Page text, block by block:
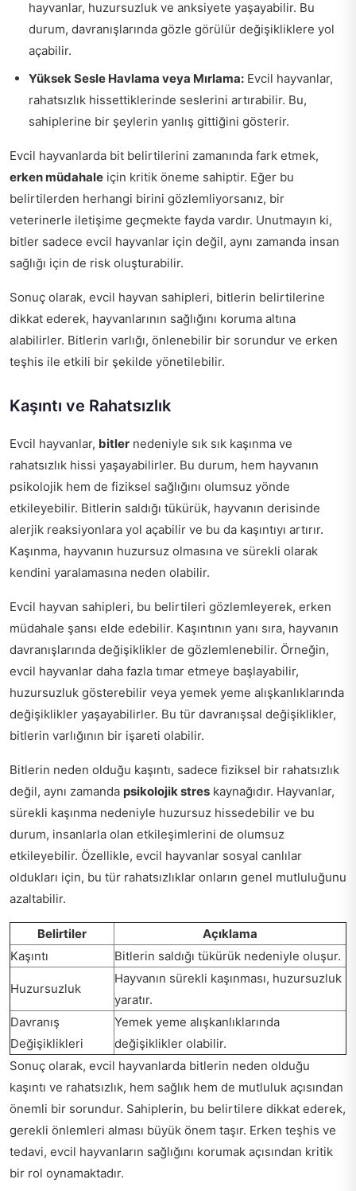
hayvanlar, huzursuzluk ve anksiyete yaşayabilir. Bu
durum, davranışlarında gözle görülür değişikliklere yol
açabilir.
Yüksek Sesle Havlama veya Mırlama: Evcil hayvanlar,
rahatsızlık hissettiklerinde seslerini artırabilir. Bu,
sahiplerine bir şeylerin yanlış gittiğini gösterir.
Evcil hayvanlarda bit belirtilerini zamanında fark etmek,
erken müdahale için kritik öneme sahiptir. Eğer bu
belirtilerden herhangi birini gözlemliyorsanız, bir
veterinerle iletişime geçmekte fayda vardır. Unutmayın ki,
bitler sadece evcil hayvanlar için değil, aynı zamanda insan
sağlığı için de risk oluşturabilir.
Sonuç olarak, evcil hayvan sahipleri, bitlerin belirtilerine
dikkat ederek, hayvanlarının sağlığını koruma altına
alabilirler. Bitlerin varlığı, önlenebilir bir sorundur ve erken
teşhis ile etkili bir şekilde yönetilebilir.
Kaşıntı ve Rahatsızlık
Evcil hayvanlar, bitler nedeniyle sık sık kaşınma ve
rahatsızlık hissi yaşayabilirler. Bu durum, hem hayvanın
psikolojik hem de fiziksel sağlığını olumsuz yönde
etkileyebilir. Bitlerin saldığı tükürük, hayvanın derisinde
alerjik reaksiyonlara yol açabilir ve bu da kaşıntıyı artırır.
Kaşınma, hayvanın huzursuz olmasına ve sürekli olarak
kendini yaralamasına neden olabilir.
Evcil hayvan sahipleri, bu belirtileri gözlemleyerek, erken
müdahale şansı elde edebilir. Kaşıntının yanı sıra, hayvanın
davranışlarında değişiklikler de gözlemlenebilir. Örneğin,
evcil hayvanlar daha fazla tımar etmeye başlayabilir,
huzursuzluk gösterebilir veya yemek yeme alışkanlıklarında
değişiklikler yaşayabilirler. Bu tür davranışsal değişiklikler,
bitlerin varlığının bir işareti olabilir.
Bitlerin neden olduğu kaşıntı, sadece fiziksel bir rahatsızlık
değil, aynı zamanda psikolojik stres kaynağıdır. Hayvanlar,
sürekli kaşınma nedeniyle huzursuz hissedebilir ve bu
durum, insanlarla olan etkileşimlerini de olumsuz
etkileyebilir. Özellikle, evcil hayvanlar sosyal canlılar
oldukları için, bu tür rahatsızlıklar onların genel mutluluğunu
azaltabilir.
Belirtiler
Açıklama
Kaşıntı
Bitlerin saldığı tükürük nedeniyle oluşur.
Huzursuzluk
Hayvanın sürekli kaşınması, huzursuzluk
yaratır.
Davranış
Değişiklikleri
Yemek yeme alışkanlıklarında
değişiklikler olabilir.
Sonuç olarak, evcil hayvanlarda bitlerin neden olduğu
kaşıntı ve rahatsızlık, hem sağlık hem de mutluluk açısından
önemli bir sorundur. Sahiplerin, bu belirtilere dikkat ederek,
gerekli önlemleri alması büyük önem taşır. Erken teşhis ve
tedavi, evcil hayvanların sağlığını korumak açısından kritik
bir rol oynamaktadır.